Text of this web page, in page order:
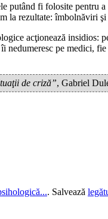
putând fi folosite pentru
la rezultate: îmbolnăviri
acţionează
pe medici,
de criză”, Gabriel
. Salvează